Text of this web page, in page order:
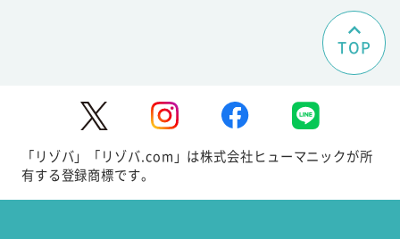
TOP
「リゾバ」「リゾバ.com」は株式会社ヒューマニックが所
有する登録商標です。